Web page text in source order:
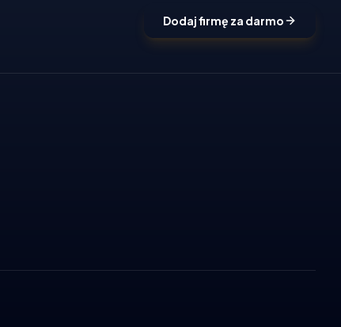
Dodaj firmę za darmo